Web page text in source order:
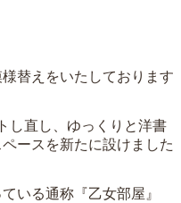
替えをいたしております
し直し、ゆっくりと洋書
ースを新たに設けました
いる通称『乙女部屋』